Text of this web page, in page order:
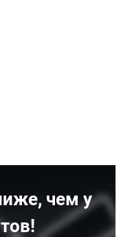
чем у